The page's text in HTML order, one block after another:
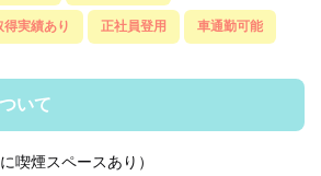
実績あり 正社員登用 車通勤可能
いて
喫煙スペースあり）